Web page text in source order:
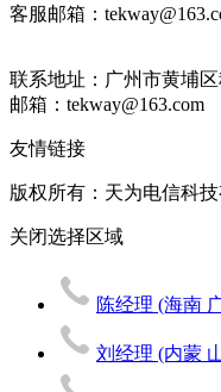
客服邮箱：
联系地址： 广州市黄埔
邮箱：tekway@163.com
友情链接
版权所有：天为电信科技
关闭选择区域
陈经理 (海南
刘经理 (内蒙